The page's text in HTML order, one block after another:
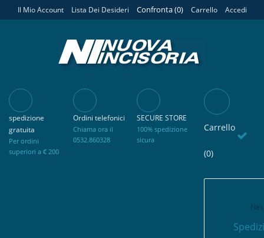
Il Mio Account Lista Dei Desideri Confronta (0) Carrello Accedi
spedizione
gratuita
Per ordini
superiori a € 200
Ordini telefonici
Chiama ora il
0532.860328
SECURE STORE
100% spedizione
sicura
Carrello
(0)